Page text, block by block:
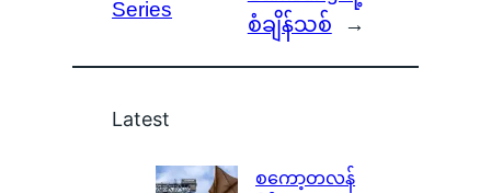
Series
စံချိန်သစ်
→
Latest
စကော့တလန်